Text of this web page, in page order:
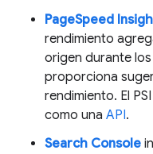
PageSpeed
rendimiento
origen durante
proporciona
rendimiento. El
como una API.
Search Console